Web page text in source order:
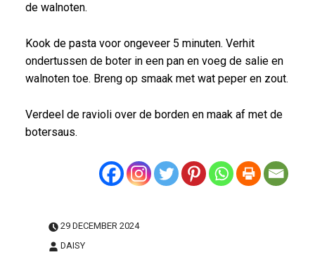
de walnoten.
Kook de pasta voor ongeveer 5 minuten. Verhit
ondertussen de boter in een pan en voeg de salie en
walnoten toe. Breng op smaak met wat peper en zout.
Verdeel de ravioli over de borden en maak af met de
botersaus.
29 DECEMBER 2024
DAISY